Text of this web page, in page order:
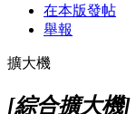
在本版發帖
舉報
擴大機
[綜合擴大機]